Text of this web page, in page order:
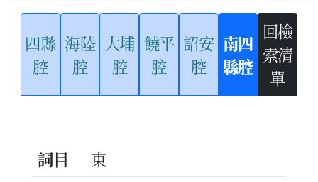
四縣
腔
海陸
腔
大埔
腔
饒平
腔
詔安
腔
南四
縣腔
回檢
索清
單
詞目
東